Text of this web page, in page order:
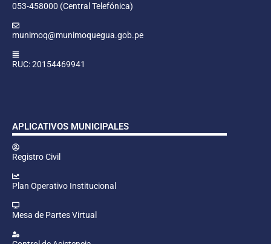
053-458000 (Central Telefónica)
munimoq@munimoquegua.gob.pe
RUC: 20154469941
APLICATIVOS MUNICIPALES
Registro Civil
Plan Operativo Institucional
Mesa de Partes Virtual